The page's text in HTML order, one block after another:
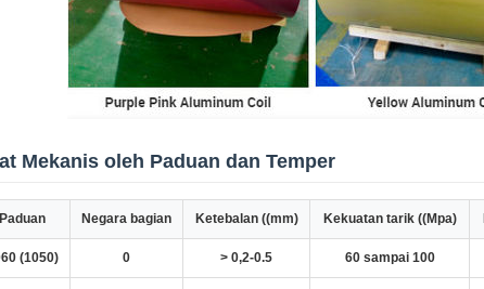
Mekanis oleh Paduan dan Temper
Paduan Negara bagian Ketebalan ((mm) Kekuatan tarik ((Mpa)
(1050) 0 > 0,2-0.5 60 sampai 100